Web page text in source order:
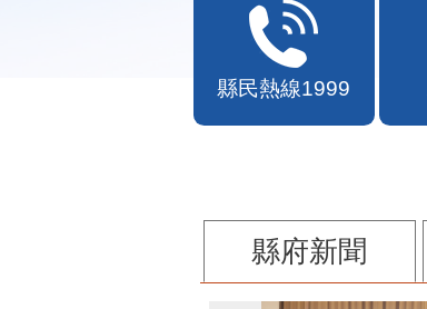
縣民熱線1999
縣府新聞